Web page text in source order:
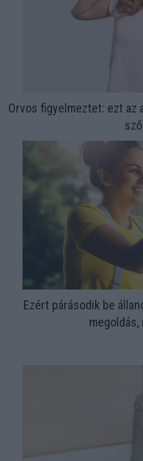
Orvos figyelmeztet: ezt az
Ezért párásodik be
megoldás,